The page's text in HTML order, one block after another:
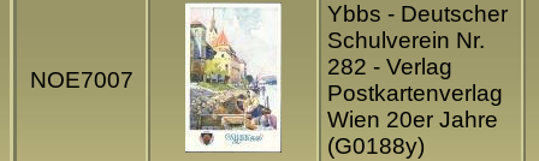
NOE7007
Ybbs - Deutscher
Schulverein Nr.
282 - Verlag
Postkartenverlag
Wien 20er Jahre
(G0188y)